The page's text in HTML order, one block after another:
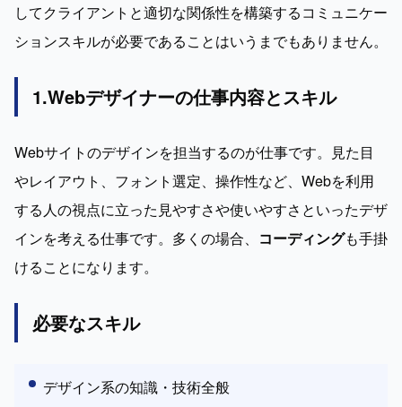
してクライアントと適切な関係性を構築するコミュニケー
ションスキルが必要であることはいうまでもありません。
1.Webデザイナーの仕事内容とスキル
Webサイトのデザインを担当するのが仕事です。見た目
やレイアウト、フォント選定、操作性など、Webを利用
する人の視点に立った見やすさや使いやすさといったデザ
インを考える仕事です。多くの場合、 コーディングも手掛
けることになります。
必要なスキル
デザイン系の知識・技術全般